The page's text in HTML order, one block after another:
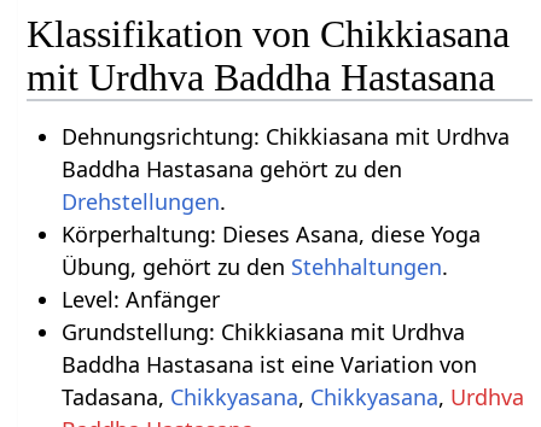
Klassifikation von Chikkiasana
mit Urdhva Baddha Hastasana
Dehnungsrichtung: Chikkiasana mit Urdhva
Baddha Hastasana gehört zu den
Drehstellungen.
Körperhaltung: Dieses Asana, diese Yoga
Übung, gehört zu den Stehhaltungen.
Level: Anfänger
Grundstellung: Chikkiasana mit Urdhva
Baddha Hastasana ist eine Variation von
Tadasana, Chikkyasana, Chikkyasana, Urdhva